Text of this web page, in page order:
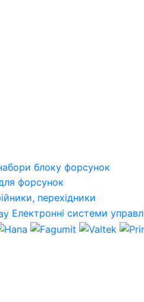
блоку форсунок
форсунок
перехідники
Електронні системи